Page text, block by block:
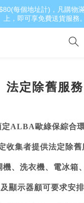
每個地址計)，凡購物
上，即可享免費送貨服務。
法定除舊服務
定ALBA 歐綠保綜合
收集者提供法定除舊
機、洗衣機、電冰箱
顯示器顧可要求安